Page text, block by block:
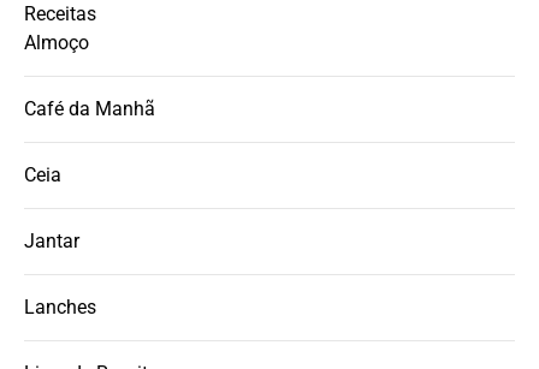
Receitas
Almoço
Café da Manhã
Ceia
Jantar
Lanches